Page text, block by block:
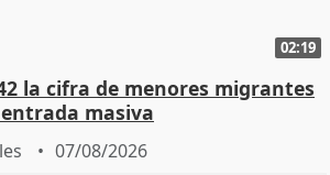
02:19
la cifra de menores migrantes
masiva
07/08/2026